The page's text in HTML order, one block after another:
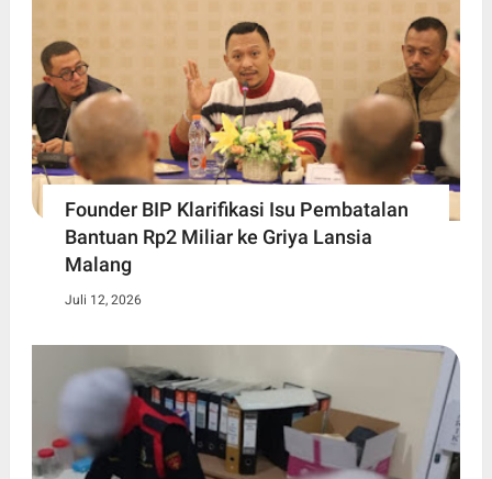
Founder BIP Klarifikasi Isu Pembatalan
Bantuan Rp2 Miliar ke Griya Lansia
Malang
Juli 12, 2026